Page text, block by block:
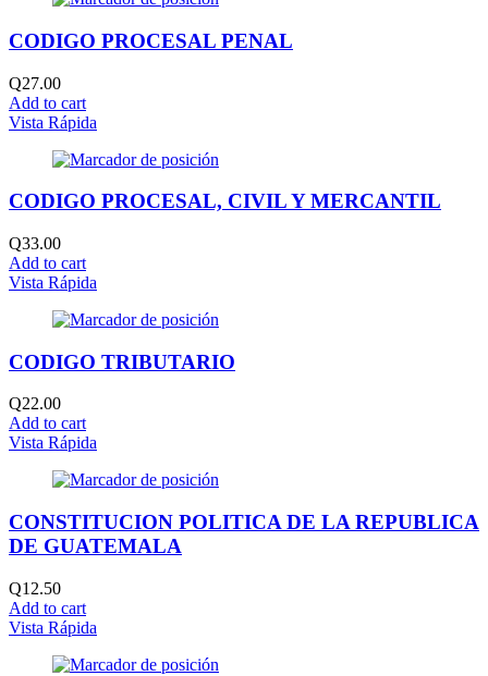
CODIGO PROCESAL PENAL
Q27.00
Add to cart
Vista Rápida
CODIGO PROCESAL, CIVIL Y MERCANTIL
Q33.00
Add to cart
Vista Rápida
CODIGO TRIBUTARIO
Q22.00
Add to cart
Vista Rápida
CONSTITUCION POLITICA DE LA REPUBLICA
DE GUATEMALA
Q12.50
Add to cart
Vista Rápida